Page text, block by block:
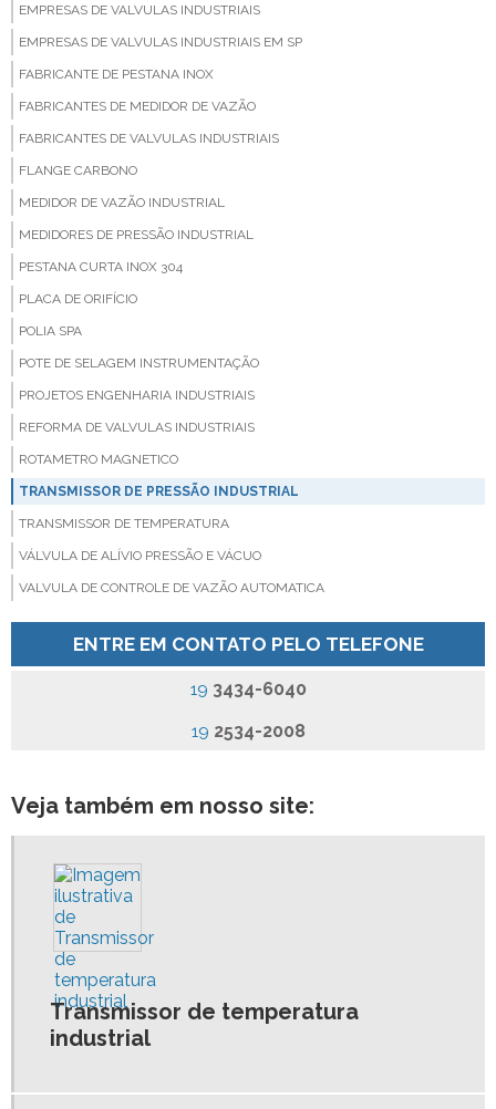
EMPRESAS DE VALVULAS INDUSTRIAIS
EMPRESAS DE VALVULAS INDUSTRIAIS EM SP
FABRICANTE DE PESTANA INOX
FABRICANTES DE MEDIDOR DE VAZÃO
FABRICANTES DE VALVULAS INDUSTRIAIS
FLANGE CARBONO
MEDIDOR DE VAZÃO INDUSTRIAL
MEDIDORES DE PRESSÃO INDUSTRIAL
PESTANA CURTA INOX 304
PLACA DE ORIFÍCIO
POLIA SPA
POTE DE SELAGEM INSTRUMENTAÇÃO
PROJETOS ENGENHARIA INDUSTRIAIS
REFORMA DE VALVULAS INDUSTRIAIS
ROTAMETRO MAGNETICO
TRANSMISSOR DE PRESSÃO INDUSTRIAL
TRANSMISSOR DE TEMPERATURA
VÁLVULA DE ALÍVIO PRESSÃO E VÁCUO
VALVULA DE CONTROLE DE VAZÃO AUTOMATICA
VALVULA DE SEGURANÇA
VALVULA PARA CONTROLE DE VAZÃO
VALVULA QUEBRA VACUO BRONZE
PLACA DE ORIFICIO VALOR
VALVULA QUEBRA VACUO
VALVULAS E CONEXÕES INDUSTRIAIS
VISOR DE FLUXO DE AGUA
MANUTENÇÃO DE VALVULAS INDUSTRIAIS
PESTANA INOX 304
POLIA REGULAVEL SPA
ENTRE EM CONTATO PELO TELEFONE
19 3434-6040
19 2534-2008
Veja também em nosso site:
Transmissor de temperatura
industrial